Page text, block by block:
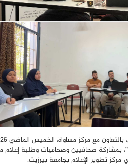
بمشاركة صحافيين وصحافيات وطلبة
مركز تطوير الإعلام بجامعة بيرزيت.